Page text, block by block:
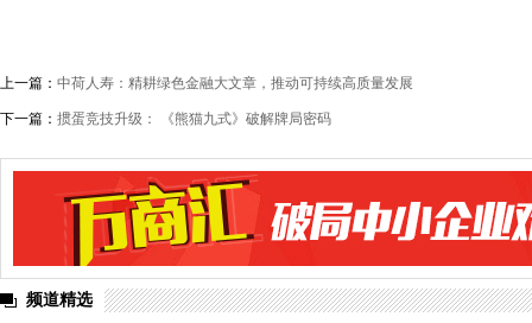
上一篇： 中荷人寿：精耕绿色金融大文章，推动可持续高质量发展
下一篇： 掼蛋竞技升级： 《熊猫九式》破解牌局密码
频道精选